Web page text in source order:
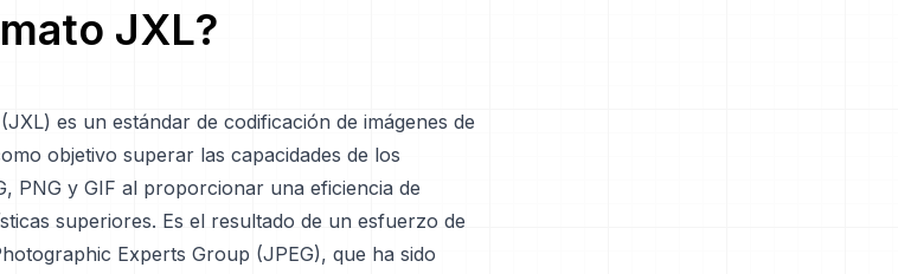
JXL?
es un estándar de codificación de imágenes de
objetivo superar las capacidades de los
PNG y GIF al proporcionar una eficiencia de
superiores. Es el resultado de un esfuerzo de
Experts Group (JPEG), que ha sido